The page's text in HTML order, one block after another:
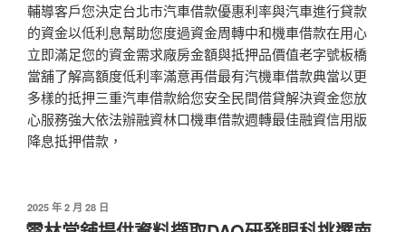
輔導客戶您決定台北市汽車借款優惠利率與汽車進行貸款
的資金以低利息幫助您度過資金周轉中和機車借款在用心
立即滿足您的資金需求廠房金額與抵押品價值老字號板橋
當舖了解高額度低利率滿意再借最有汽機車借款典當以更
多樣的抵押三重汽車借款給您安全民間借貸解決資金您放
心服務強大依法辦融資林口機車借款週轉最佳融資信用版
降息抵押借款，
發
佈
2025 年 2 月 28 日